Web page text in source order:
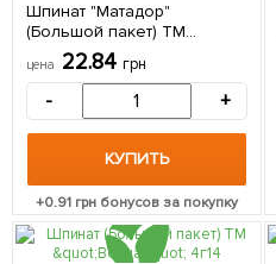
Шпинат "Матадор"
(Большой пакет) ТМ
"Весна" 4г
цена 22.84 грн
- +
КУПИТЬ
+0.91 грн бонусов за покупку